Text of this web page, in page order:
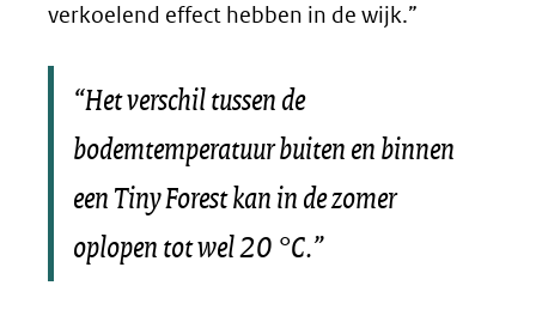
verkoelend effect hebben in de wijk.”
“Het verschil tussen de
bodemtemperatuur buiten en binnen
een Tiny Forest kan in de zomer
oplopen tot wel 20 °C.”